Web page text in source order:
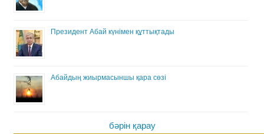
Президент Абай күнімен құттықтады
Абайдың жиырмасыншы қара сөзі
бәрін қарау